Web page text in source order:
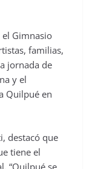
el Gimnasio
familias,
jornada de
y el
Quilpué en
destacó que
tiene el
“Quilpué se